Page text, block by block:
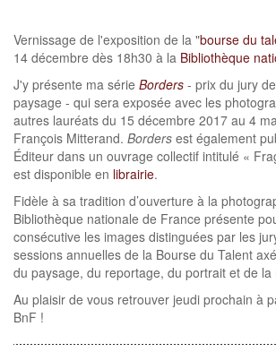
Vernissage de l'exposition de la "bourse du
14 décembre dès 18h30 à la Bibliothèque
J'y présente ma série Borders - prix du jury
paysage - qui sera exposée avec les
autres lauréats du 15 décembre 2017 au 4
François Mitterand. Borders est également
Éditeur dans un ouvrage collectif intitulé «
est disponible en librairie.
Fidèle à sa tradition d’ouverture à la
Bibliothèque nationale de France présente
consécutive les images distinguées par les
sessions annuelles de la Bourse du Talent
du paysage, du reportage, du portrait et de la
Au plaisir de vous retrouver jeudi prochain à
BnF !